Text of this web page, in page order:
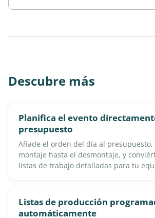
Descubre más
Planifica el evento
presupuesto
Añade el orden del día al presupuesto,
montaje hasta el desmontaje, y
listas de trabajo detalladas para tu
Listas de producción
automáticamente